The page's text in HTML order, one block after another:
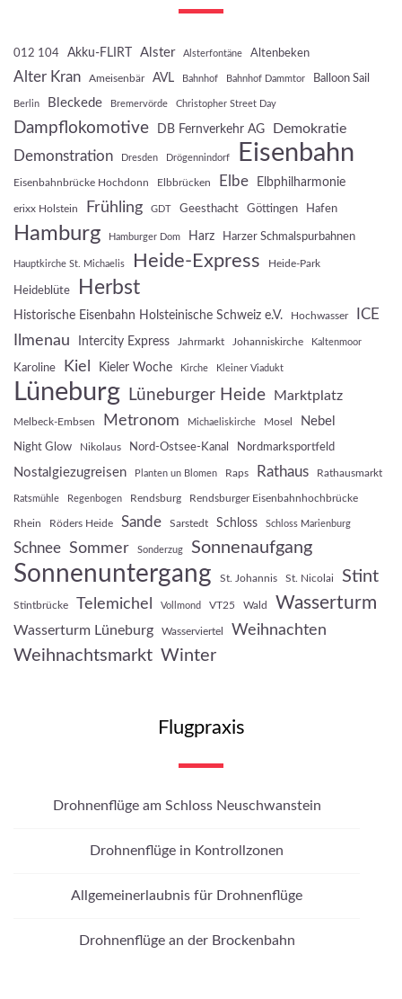
012 104 Akku-FLIRT Alster Alsterfontäne Altenbeken
Alter Kran Ameisenbär AVL Bahnhof Bahnhof Dammtor Balloon Sail
Berlin Bleckede Bremervörde Christopher Street Day
Dampflokomotive DB Fernverkehr AG Demokratie
Demonstration Dresden Drögennindorf Eisenbahn
Eisenbahnbrücke Hochdonn Elbbrücken Elbe Elbphilharmonie
erixx Holstein Frühling GDT Geesthacht Göttingen Hafen
Hamburg Hamburger Dom Harz Harzer Schmalspurbahnen
Hauptkirche St. Michaelis Heide-Express Heide-Park
Heideblüte Herbst
Historische Eisenbahn Holsteinische Schweiz e.V. Hochwasser ICE
Ilmenau Intercity Express Jahrmarkt Johanniskirche Kaltenmoor
Karoline Kiel Kieler Woche Kirche Kleiner Viadukt
Lüneburg Lüneburger Heide Marktplatz
Melbeck-Embsen Metronom Michaeliskirche Mosel Nebel
Night Glow Nikolaus Nord-Ostsee-Kanal Nordmarksportfeld
Nostalgiezugreisen Planten un Blomen Raps Rathaus Rathausmarkt
Ratsmühle Regenbogen Rendsburg Rendsburger Eisenbahnhochbrücke
Rhein Röders Heide Sande Sarstedt Schloss Schloss Marienburg
Schnee Sommer Sonderzug Sonnenaufgang
Sonnenuntergang St. Johannis St. Nicolai Stint
Stintbrücke Telemichel Vollmond VT25 Wald Wasserturm
Wasserturm Lüneburg Wasserviertel Weihnachten
Weihnachtsmarkt Winter
Flugpraxis
Drohnenflüge am Schloss Neuschwanstein
Drohnenflüge in Kontrollzonen
Allgemeinerlaubnis für Drohnenflüge
Drohnenflüge an der Brockenbahn